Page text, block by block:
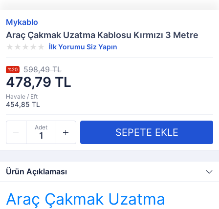
Mykablo
Araç Çakmak Uzatma Kablosu Kırmızı 3 Metre
İlk Yorumu Siz Yapın
478,79 TL
%20 598,49 TL
Havale / Eft
454,85 TL
Adet
Ürün Açıklaması
Araç Çakmak Uzatma